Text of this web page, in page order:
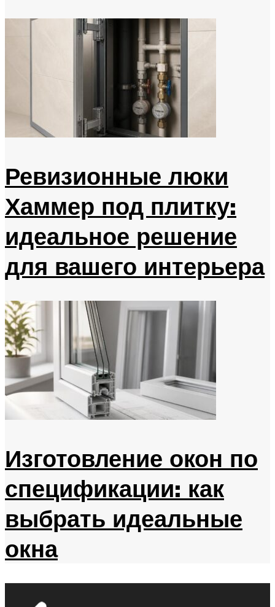
Ревизионные люки
Хаммер под плитку:
идеальное решение
для вашего интерьера
Изготовление окон по
спецификации: как
выбрать идеальные
окна